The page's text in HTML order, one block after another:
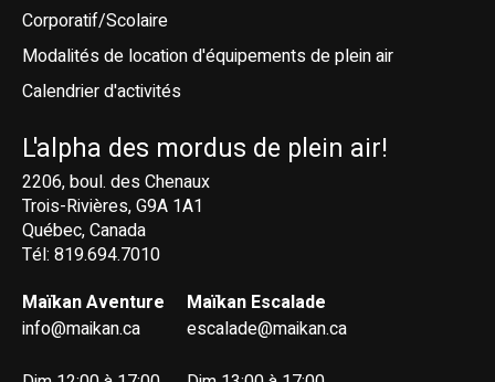
Corporatif/Scolaire
Modalités de location d'équipements de plein air
Calendrier d'activités
L'alpha des mordus de plein air!
2206, boul. des Chenaux
Trois-Rivières, G9A 1A1
Québec, Canada
Tél: 819.694.7010
Maïkan Aventure
info@maikan.ca
Maïkan Escalade
escalade@maikan.ca